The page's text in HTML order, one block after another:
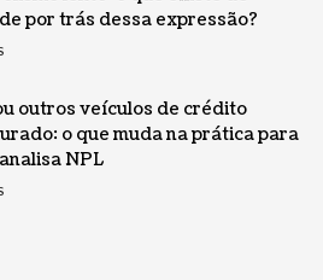
por trás dessa expressão?
outros veículos de crédito
o que muda na prática para
NPL